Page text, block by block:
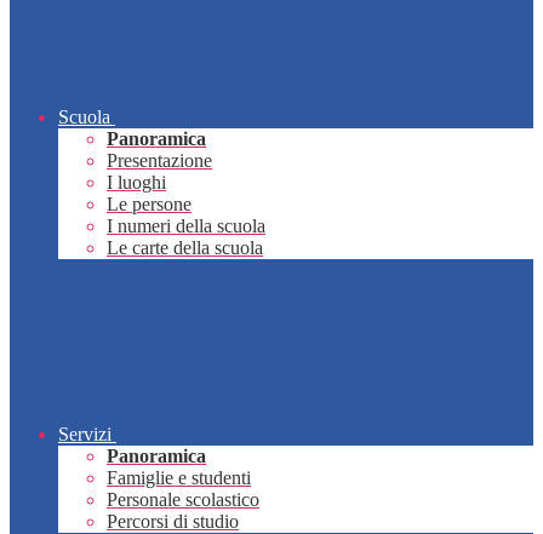
Scuola
Panoramica
Presentazione
I luoghi
Le persone
I numeri della scuola
Le carte della scuola
Servizi
Panoramica
Famiglie e studenti
Personale scolastico
Percorsi di studio